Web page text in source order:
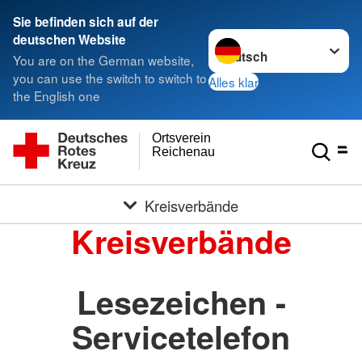
Sie befinden sich auf der
deutschen Website
You are on the German website,
you can use the switch to switch to
the English one
Sprache wechseln zu
Alles klar
Reichenau
Ortsverein
Kreisverbände
Kreisverbände
Lesezeichen -
Servicetelefon